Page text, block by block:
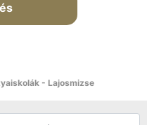
- Lajosmizse